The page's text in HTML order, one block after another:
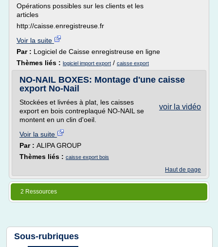
Opérations possibles sur les clients et les
articles
http://caisse.enregistreuse.fr
Voir la suite
Par : Logiciel de Caisse enregistreuse en ligne
Thèmes liés : logiciel import export / caisse export
NO-NAIL BOXES: Montage d'une caisse
export No-Nail
voir la vidéo
Stockées et livrées à plat, les caisses
export en bois contreplaqué NO-NAIL se
montent en un clin d'oeil.
Voir la suite
Par : ALIPA GROUP
Thèmes liés : caisse export bois
Haut de page
2 Ressources
Sous-rubriques